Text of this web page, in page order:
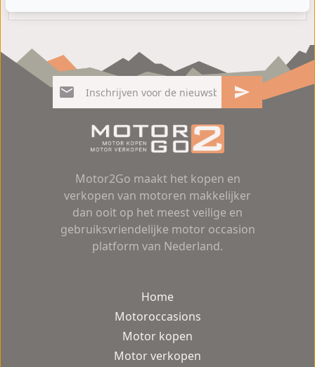
Motor2Go maakt het kopen en
verkopen van motoren makkelijker
dan ooit op het meest veilige en
gebruiksvriendelijke motor occasion
platform van Nederland.
Home
Motoroccasions
Motor kopen
Motor verkopen